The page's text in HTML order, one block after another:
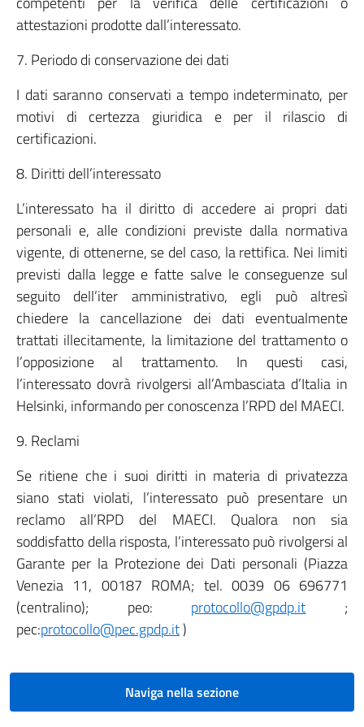
attestazioni prodotte dall’interessato.
7. Periodo di conservazione dei dati
I dati saranno conservati a tempo indeterminato, per
motivi di certezza giuridica e per il rilascio di
certificazioni.
8. Diritti dell’interessato
L’interessato ha il diritto di accedere ai propri dati
personali e, alle condizioni previste dalla normativa
vigente, di ottenerne, se del caso, la rettifica. Nei limiti
previsti dalla legge e fatte salve le conseguenze sul
seguito dell’iter amministrativo, egli può altresì
chiedere la cancellazione dei dati eventualmente
trattati illecitamente, la limitazione del trattamento o
l’opposizione al trattamento. In questi casi,
l’interessato dovrà rivolgersi all’Ambasciata d’Italia in
Helsinki, informando per conoscenza l’RPD del MAECI.
9. Reclami
Se ritiene che i suoi diritti in materia di privatezza
siano stati violati, l’interessato può presentare un
reclamo all’RPD del MAECI. Qualora non sia
soddisfatto della risposta, l’interessato può rivolgersi al
Garante per la Protezione dei Dati personali (Piazza
Venezia 11, 00187 ROMA; tel. 0039 06 696771
(centralino); peo: protocollo@gpdp.it ;
pec:protocollo@pec.gpdp.it)
Naviga nella sezione